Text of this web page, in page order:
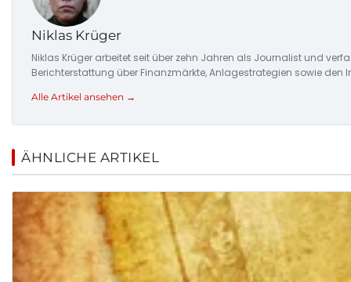
Niklas Krüger
Niklas Krüger arbeitet seit über zehn Jahren als Journalist und
Berichterstattung über Finanzmärkte, Anlagestrategien sowie
Alle Artikel ansehen →
ÄHNLICHE ARTIKEL